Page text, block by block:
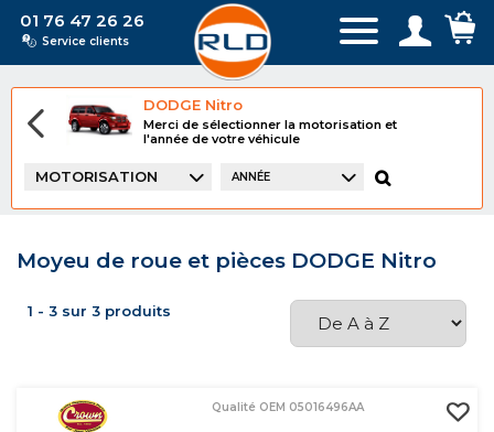
01 76 47 26 26
Service clients
DODGE Nitro
Merci de sélectionner la motorisation et
l'année de votre véhicule
MOTORISATION ANNÉE
Moyeu de roue et pièces DODGE Nitro
1 - 3 sur 3 produits
Qualité OEM 05016496AA